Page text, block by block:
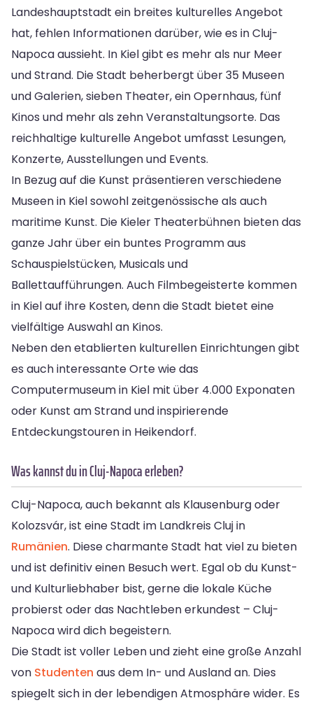
Landeshauptstadt ein breites kulturelles Angebot
hat, fehlen Informationen darüber, wie es in Cluj-
Napoca aussieht. In Kiel gibt es mehr als nur Meer
und Strand. Die Stadt beherbergt über 35 Museen
und Galerien, sieben Theater, ein Opernhaus, fünf
Kinos und mehr als zehn Veranstaltungsorte. Das
reichhaltige kulturelle Angebot umfasst Lesungen,
Konzerte, Ausstellungen und Events.
In Bezug auf die Kunst präsentieren verschiedene
Museen in Kiel sowohl zeitgenössische als auch
maritime Kunst. Die Kieler Theaterbühnen bieten das
ganze Jahr über ein buntes Programm aus
Schauspielstücken, Musicals und
Ballettaufführungen. Auch Filmbegeisterte kommen
in Kiel auf ihre Kosten, denn die Stadt bietet eine
vielfältige Auswahl an Kinos.
Neben den etablierten kulturellen Einrichtungen gibt
es auch interessante Orte wie das
Computermuseum in Kiel mit über 4.000 Exponaten
oder Kunst am Strand und inspirierende
Entdeckungstouren in Heikendorf.
Was kannst du in Cluj-Napoca erleben?
Cluj-Napoca, auch bekannt als Klausenburg oder
Kolozsvár, ist eine Stadt im Landkreis Cluj in
Rumänien. Diese charmante Stadt hat viel zu bieten
und ist definitiv einen Besuch wert. Egal ob du Kunst-
und Kulturliebhaber bist, gerne die lokale Küche
probierst oder das Nachtleben erkundest – Cluj-
Napoca wird dich begeistern.
Die Stadt ist voller Leben und zieht eine große Anzahl
von Studenten aus dem In- und Ausland an. Dies
spiegelt sich in der lebendigen Atmosphäre wider. Es